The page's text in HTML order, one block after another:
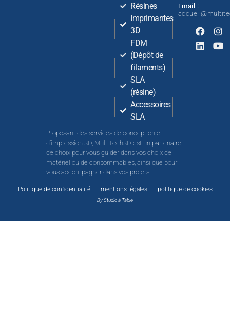
Résines
Imprimantes
3D
FDM
(Dépôt de
filaments)
SLA
(résine)
Accessoires
SLA
Email :
Proposant des services de conception et
d’impression 3D, MultiTech3D est un partenaire
de choix pour vous guider dans vos choix de
matériel ou de consommables, ainsi que pour
vous accompagner dans vos projets.
Politique de confidentialité mentions légales politique de cookies
By Studio à Table